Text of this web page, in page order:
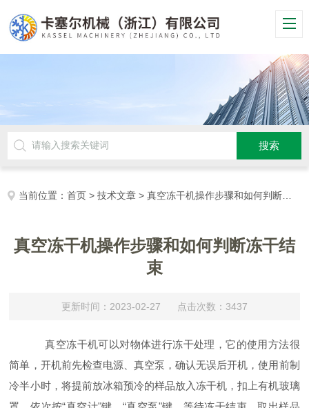
当前位置：首页 >技术文章 > 真空冻干机操作步骤和如何判断冻干结束
真空冻干机操作步骤和如何判断冻干结
束
更新时间：2023-02-27 点击次数：3437
真空冻干机可以对物体进行冻干处理，它的使用方法很
简单，开机前先检查电源、真空泵，确认无误后开机，使用前制
冷半小时，将提前放冰箱预冷的样品放入冻干机，扣上有机玻璃